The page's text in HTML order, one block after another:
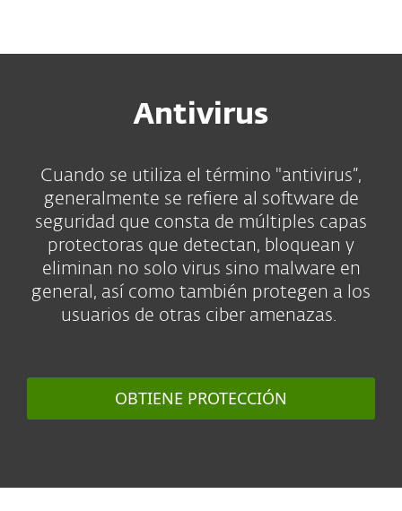
Antivirus
Cuando se utiliza el término "antivirus”,
generalmente se refiere al software de
seguridad que consta de múltiples capas
protectoras que detectan, bloquean y
eliminan no solo virus sino malware en
general, así como también protegen a los
usuarios de otras ciber amenazas.
OBTIENE PROTECCIÓN